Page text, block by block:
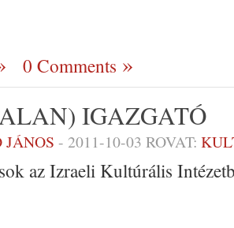
0 Comments
IGAZGATÓ
JÁNOS - 2011-10-03 ROVAT:
az Izraeli Kultúrális